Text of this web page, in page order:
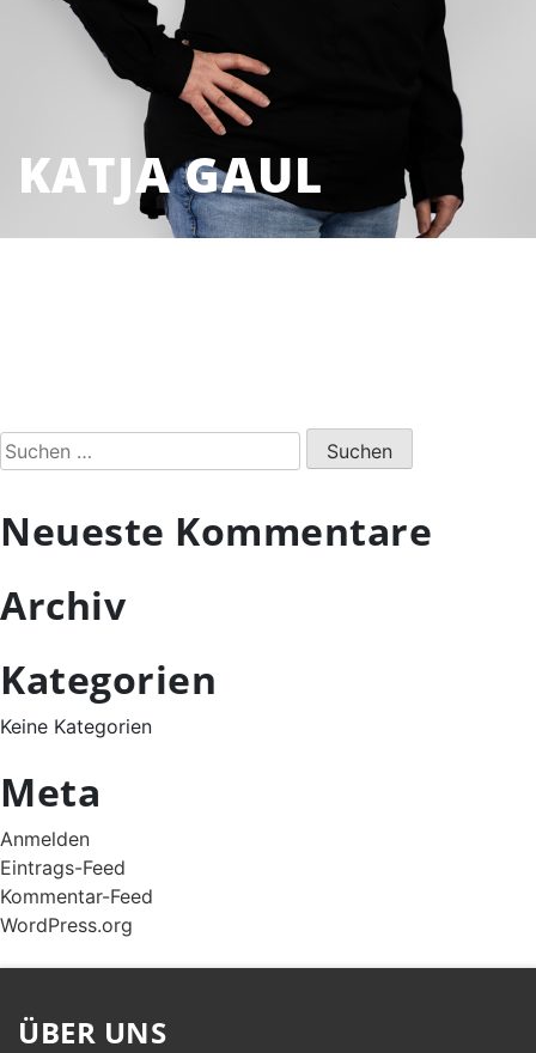
KATJA GAUL
Suchen
nach:
Neueste Kommentare
Archiv
Kategorien
Keine Kategorien
Meta
Anmelden
Eintrags-Feed
Kommentar-Feed
WordPress.org
ÜBER UNS